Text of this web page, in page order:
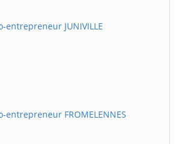
entrepreneur JUNIVILLE
entrepreneur FROMELENNES